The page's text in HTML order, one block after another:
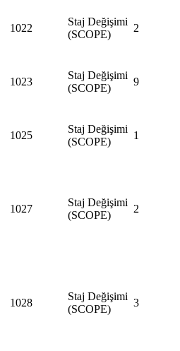
1022
Staj Değişimi
(SCOPE)
2
1023
Staj Değişimi
(SCOPE)
9
1025
Staj Değişimi
(SCOPE)
1
1027
Staj Değişimi
(SCOPE)
2
1028
Staj Değişimi
(SCOPE)
3